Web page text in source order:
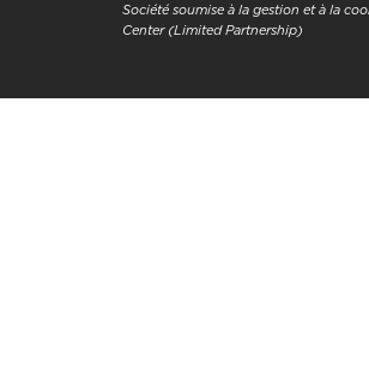
Société soumise à la gestion et à la
Center (Limited Partnership)